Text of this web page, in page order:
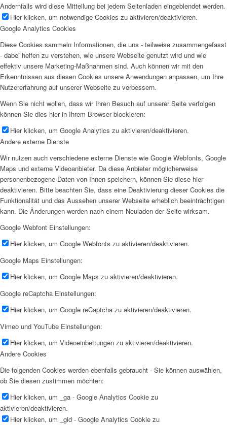
Andernfalls wird diese Mitteilung bei jedem Seitenladen eingeblendet werden.
Hier klicken, um notwendige Cookies zu aktivieren/deaktivieren.
Google Analytics Cookies
Diese Cookies sammeln Informationen, die uns - teilweise zusammengefasst
- dabei helfen zu verstehen, wie unsere Webseite genutzt wird und wie
effektiv unsere Marketing-Maßnahmen sind. Auch können wir mit den
Erkenntnissen aus diesen Cookies unsere Anwendungen anpassen, um Ihre
Nutzererfahrung auf unserer Webseite zu verbessern.
Wenn Sie nicht wollen, dass wir Ihren Besuch auf unserer Seite verfolgen
können Sie dies hier in Ihrem Browser blockieren:
Hier klicken, um Google Analytics zu aktivieren/deaktivieren.
Andere externe Dienste
Wir nutzen auch verschiedene externe Dienste wie Google Webfonts, Google
Maps und externe Videoanbieter. Da diese Anbieter möglicherweise
personenbezogene Daten von Ihnen speichern, können Sie diese hier
deaktivieren. Bitte beachten Sie, dass eine Deaktivierung dieser Cookies die
Funktionalität und das Aussehen unserer Webseite erheblich beeinträchtigen
kann. Die Änderungen werden nach einem Neuladen der Seite wirksam.
Google Webfont Einstellungen:
Hier klicken, um Google Webfonts zu aktivieren/deaktivieren.
Google Maps Einstellungen:
Hier klicken, um Google Maps zu aktivieren/deaktivieren.
Google reCaptcha Einstellungen:
Hier klicken, um Google reCaptcha zu aktivieren/deaktivieren.
Vimeo und YouTube Einstellungen:
Hier klicken, um Videoeinbettungen zu aktivieren/deaktivieren.
Andere Cookies
Die folgenden Cookies werden ebenfalls gebraucht - Sie können auswählen,
ob Sie diesen zustimmen möchten:
Hier klicken, um _ga - Google Analytics Cookie zu
aktivieren/deaktivieren.
Hier klicken, um _gid - Google Analytics Cookie zu